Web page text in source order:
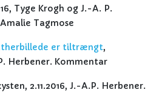
Tyge Krogh og J.-A. P.
Tagmose
er tiltrængt,
Herbener. Kommentar
2.11.2016, J.-A.P. Herbener.